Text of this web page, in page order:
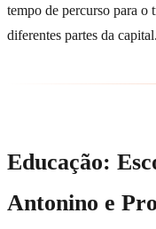
tempo de percurso para o
diferentes partes da capital.
Educação:
Antonino e